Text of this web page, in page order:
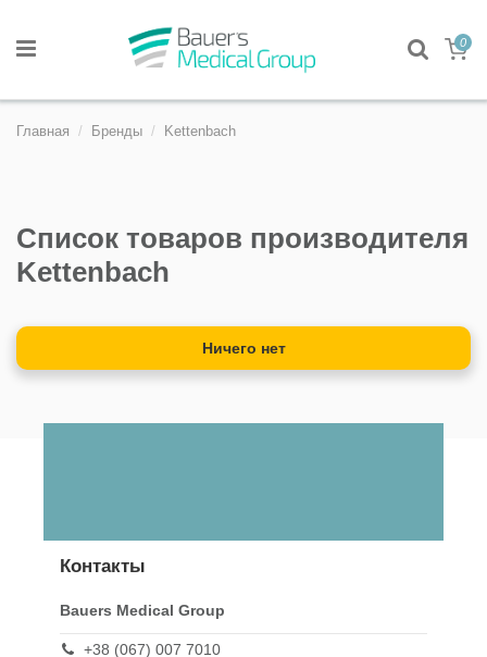
0
Главная Бренды Kettenbach
Список товаров производителя
Kettenbach
Ничего нет
Контакты
Bauers Medical Group
+38 (067) 007 7010